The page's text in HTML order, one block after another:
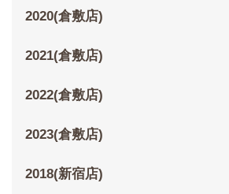
2020(倉敷店)
2021(倉敷店)
2022(倉敷店)
2023(倉敷店)
2018(新宿店)